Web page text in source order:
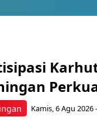
Kamis, 6 Agu 2026